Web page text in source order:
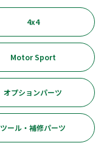
4x4
Motor Sport
オプションパーツ
ツール・補修パーツ